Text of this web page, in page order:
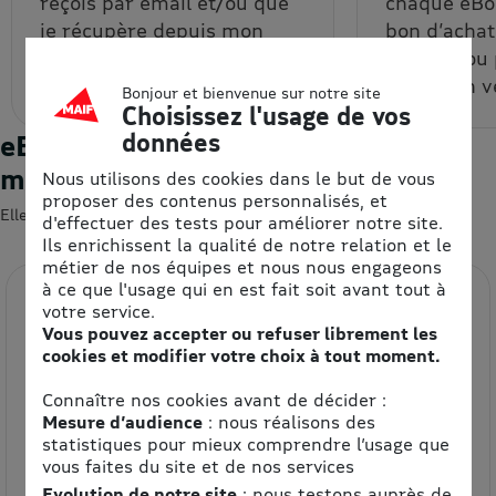
je récupère depuis mon
bon
un code
code à un
eBons d'achats : les enseignes du
moment
Elles devraient vous intéresser 😍
Etam
8.5% de remise
Bonjour et bienvenue sur notre site
Choisissez l'usage de vos
données
Nous utilisons des cookies dans le but de vous
proposer des contenus personnalisés, et
d'effectuer des tests pour améliorer notre site.
Ils enrichissent la qualité de notre relation et le
métier de nos équipes et nous nous engageons
à ce que l'usage qui en est fait soit avant tout à
votre service.
Vous pouvez accepter ou refuser librement les
cookies et modifier votre choix à tout moment.
Connaître nos cookies avant de décider :
Mesure d’audience: nous réalisons des
statistiques pour mieux comprendre l’usage que
vous faites du site et de nos services